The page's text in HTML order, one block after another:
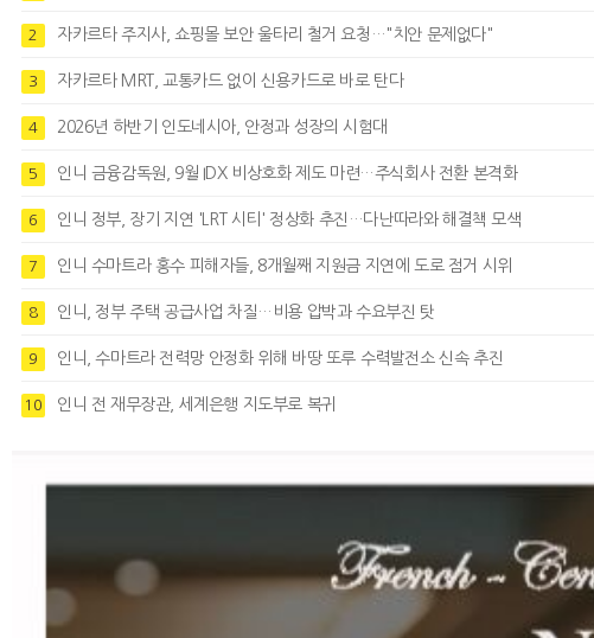
2 자카르타 주지사, 쇼핑몰 보안 울타리 철거 요청…"치안 문제없다"
3 자카르타 MRT, 교통카드 없이 신용카드로 바로 탄다
4 2026년 하반기 인도네시아, 안정과 성장의 시험대
5 인니 금융감독원, 9월 IDX 비상호화 제도 마련…주식회사 전환 본격화
6 인니 정부, 장기 지연 'LRT 시티' 정상화 추진…다난따라와 해결책 모색
7 인니 수마트라 홍수 피해자들, 8개월째 지원금 지연에 도로 점거 시위
8 인니, 정부 주택 공급사업 차질…비용 압박과 수요부진 탓
9 인니, 수마트라 전력망 안정화 위해 바땅 또루 수력발전소 신속 추진
10 인니 전 재무장관, 세계은행 지도부로 복귀